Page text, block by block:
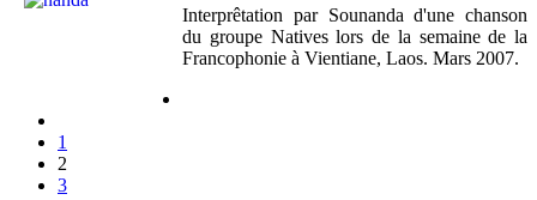
Interprêtation par Sounanda d'une chanson
du groupe Natives lors de la semaine de la
Francophonie à Vientiane, Laos. Mars 2007.
1
2
3